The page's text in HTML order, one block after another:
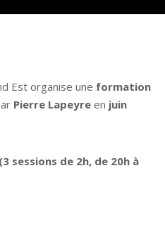
Est organise une formation
Pierre Lapeyre en juin
sessions de 2h, de 20h à